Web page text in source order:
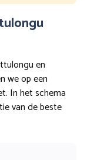
en
we op een
In het schema
van de beste